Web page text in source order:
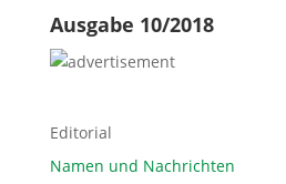
Ausgabe 10/2018
Editorial
Namen und Nachrichten